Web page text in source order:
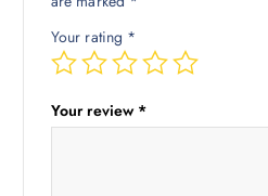
Your rating *
Your review *